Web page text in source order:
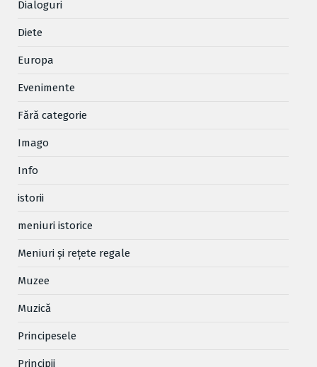
Dialoguri
Diete
Europa
Evenimente
Fără categorie
Imago
Info
istorii
meniuri istorice
Meniuri și rețete regale
Muzee
Muzică
Principesele
Principii